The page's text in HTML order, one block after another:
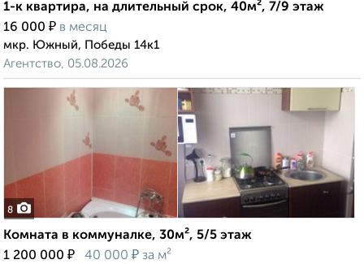
1-к квартира, на длительный срок, 40м², 7/9 этаж
16 000 ₽ в месяц
мкр. Южный, Победы 14к1
Агентство, 05.08.2026
8
Комната в коммуналке, 30м², 5/5 этаж
1 200 000 ₽ 40 000 ₽ за м²